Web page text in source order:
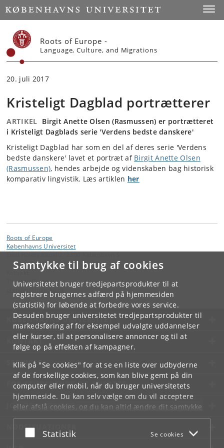
Samtykke til brug af cookies
Universitetet bruger tredjepartsprodukter til at
registrere brugernes adfærd på hjemmesiden
(statistik) for løbende at forbedre vores service.
Desuden bruger universitetet tredjepartsprodukter til
markedsføring af for eksempel udvalgte uddannelser
eller kurser, til at personalisere annoncer og til at
følge op på effekten af kampagner.
Klik på "Se cookies" for at se en liste over udbyderne
af de forskellige cookies, som kan blive gemt på din
computer eller mobil, når du bruger universitetets
hjemmeside. Du kan selv vælge om du vil acceptere
eller afslå cookies, og du kan altid ændre dit samtykke
underCookie- og privatlivspolitiksom du finder i
bunden af hver side.
Acceptér eller afslå
Statistik Se cookies
Start
Roots of Europe -
Language, Culture, and Migrations
20. juli 2017
Kristeligt Dagblad portrætterer
ARTIKEL Birgit Anette Olsen (Rasmussen) er portrætteret
i Kristeligt Dagblads serie 'Verdens bedste danskere'
Kristeligt Dagblad har som en del af deres serie 'Verdens
bedste danskere' lavet et portræt af Birgit Anette Olsen
(Rasmussen), hendes arbejde og videnskaben bag historisk
komparativ lingvistik. Læs artiklen her
Roots of Europe
Københavns Universitet
Thomas Olander
KØBENHAVNS UNIVERSITET
KONTAKT
SERVICES
FOR STUDERENDE OG ANSATTE
JOB OG KARRIERE
NØDSITUATIONER